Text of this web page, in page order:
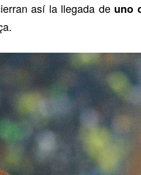
así la llegada de uno